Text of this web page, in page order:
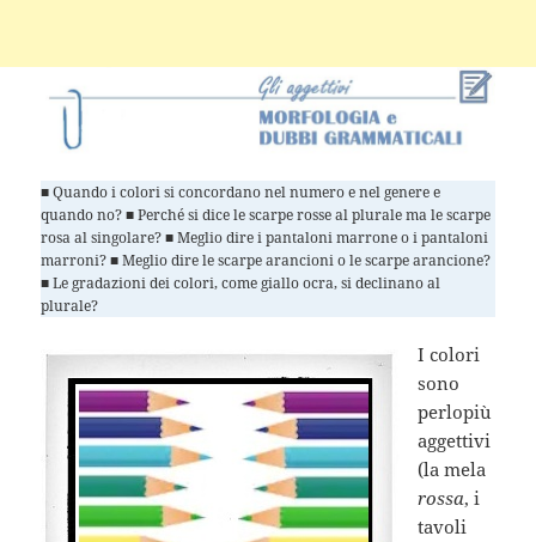
■ Quando i colori si concordano nel numero e nel genere e
quando no? ■ Perché si dice le scarpe rosse al plurale ma le scarpe
rosa al singolare? ■ Meglio dire i pantaloni marrone o i pantaloni
marroni? ■ Meglio dire le scarpe arancioni o le scarpe arancione?
■ Le gradazioni dei colori, come giallo ocra, si declinano al
plurale?
I colori
sono
perlopiù
aggettivi
(la mela
rossa, i
tavoli